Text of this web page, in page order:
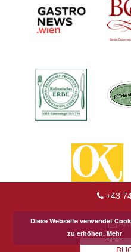
+43
Diese Webseite verwendet
zu erhöhen. Mehr